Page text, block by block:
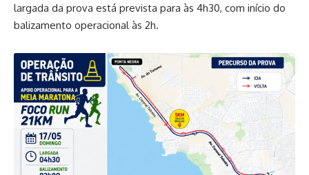
largada da prova está prevista para às 4h30, com início do
balizamento operacional às 2h.